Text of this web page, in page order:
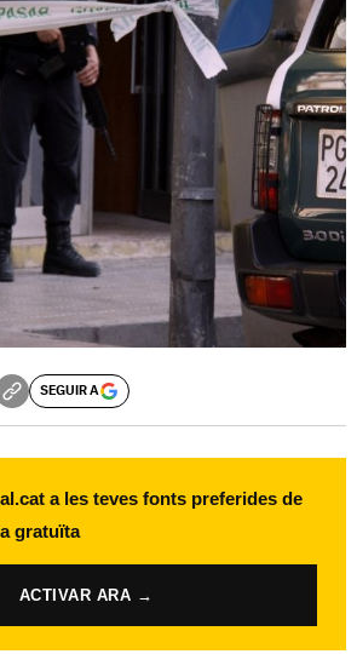
SEGUIR A
a les teves fonts preferides de
gratuïta
ACTIVAR ARA →